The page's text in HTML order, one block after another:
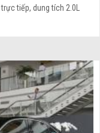
tiếp, dung tích 2.0L